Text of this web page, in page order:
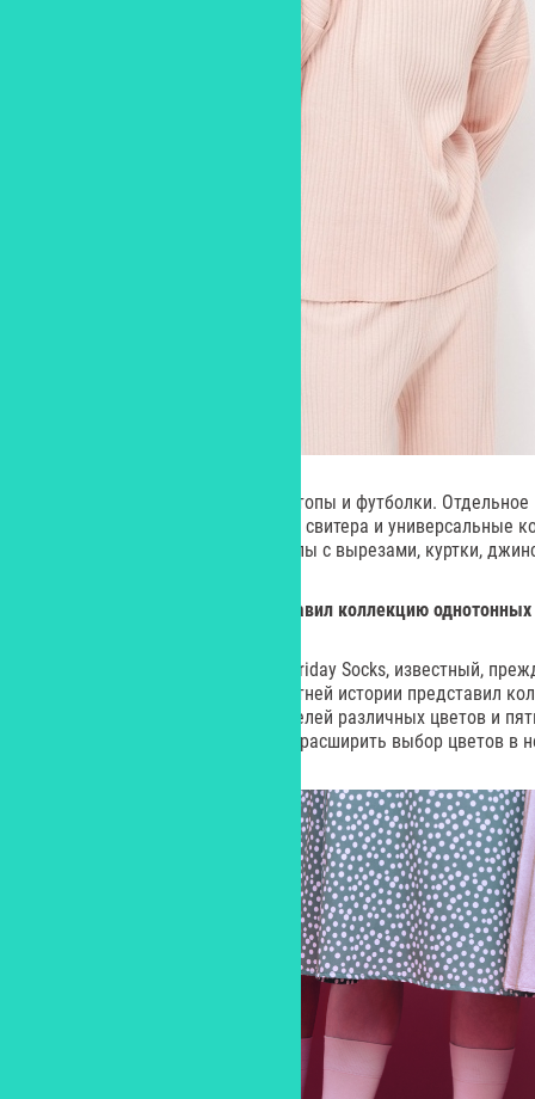
джинсы, брюки, юбки, рубашки, топы и футболки.
здесь представлены кардиганы, свитера и универсальные
бренда и трендовые модели: топы с вырезами, куртки,
St.Friday Socks впервые представил коллекцию
Бренд дизайнерских носков St.Friday Socks, известный,
принтами, впервые в своей 8-летней истории представил
нее вошли 17 классических моделей различных цветов и
случае успеха, бренд планирует расширить выбор цветов в